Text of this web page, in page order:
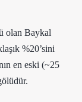
olan Baykal
%20’sini
en eski (~25